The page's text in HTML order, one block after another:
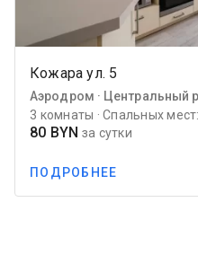
Кожара ул. 5
Аэродром · Центральный
3 комнаты · Спальных
80 BYN за сутки
ПОДРОБНЕЕ